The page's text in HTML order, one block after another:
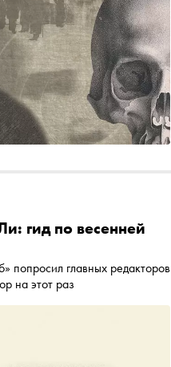
гид по весенней
попросил главных редакторов
на этот раз